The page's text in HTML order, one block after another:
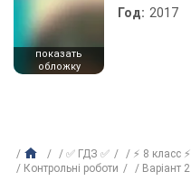
показать
обложку
Год: 2017
✅ ГДЗ ✅ ⚡ 8 класс ⚡
Контрольні роботи
Варіант 2